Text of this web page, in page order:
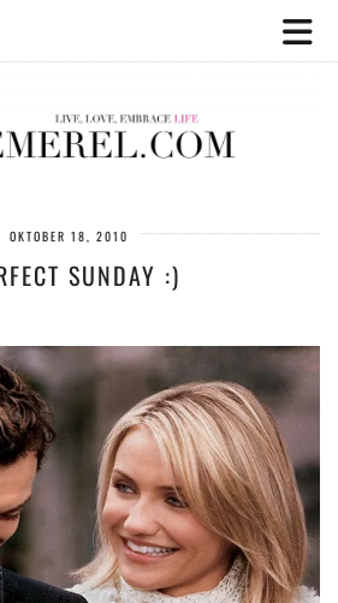
OKTOBER 18, 2010
SUNDAY :)